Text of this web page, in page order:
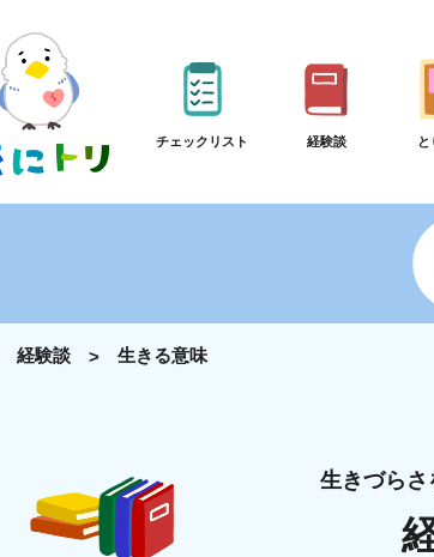
チェックリスト 経験談 と
経験談 生きる意味
生きづらさ